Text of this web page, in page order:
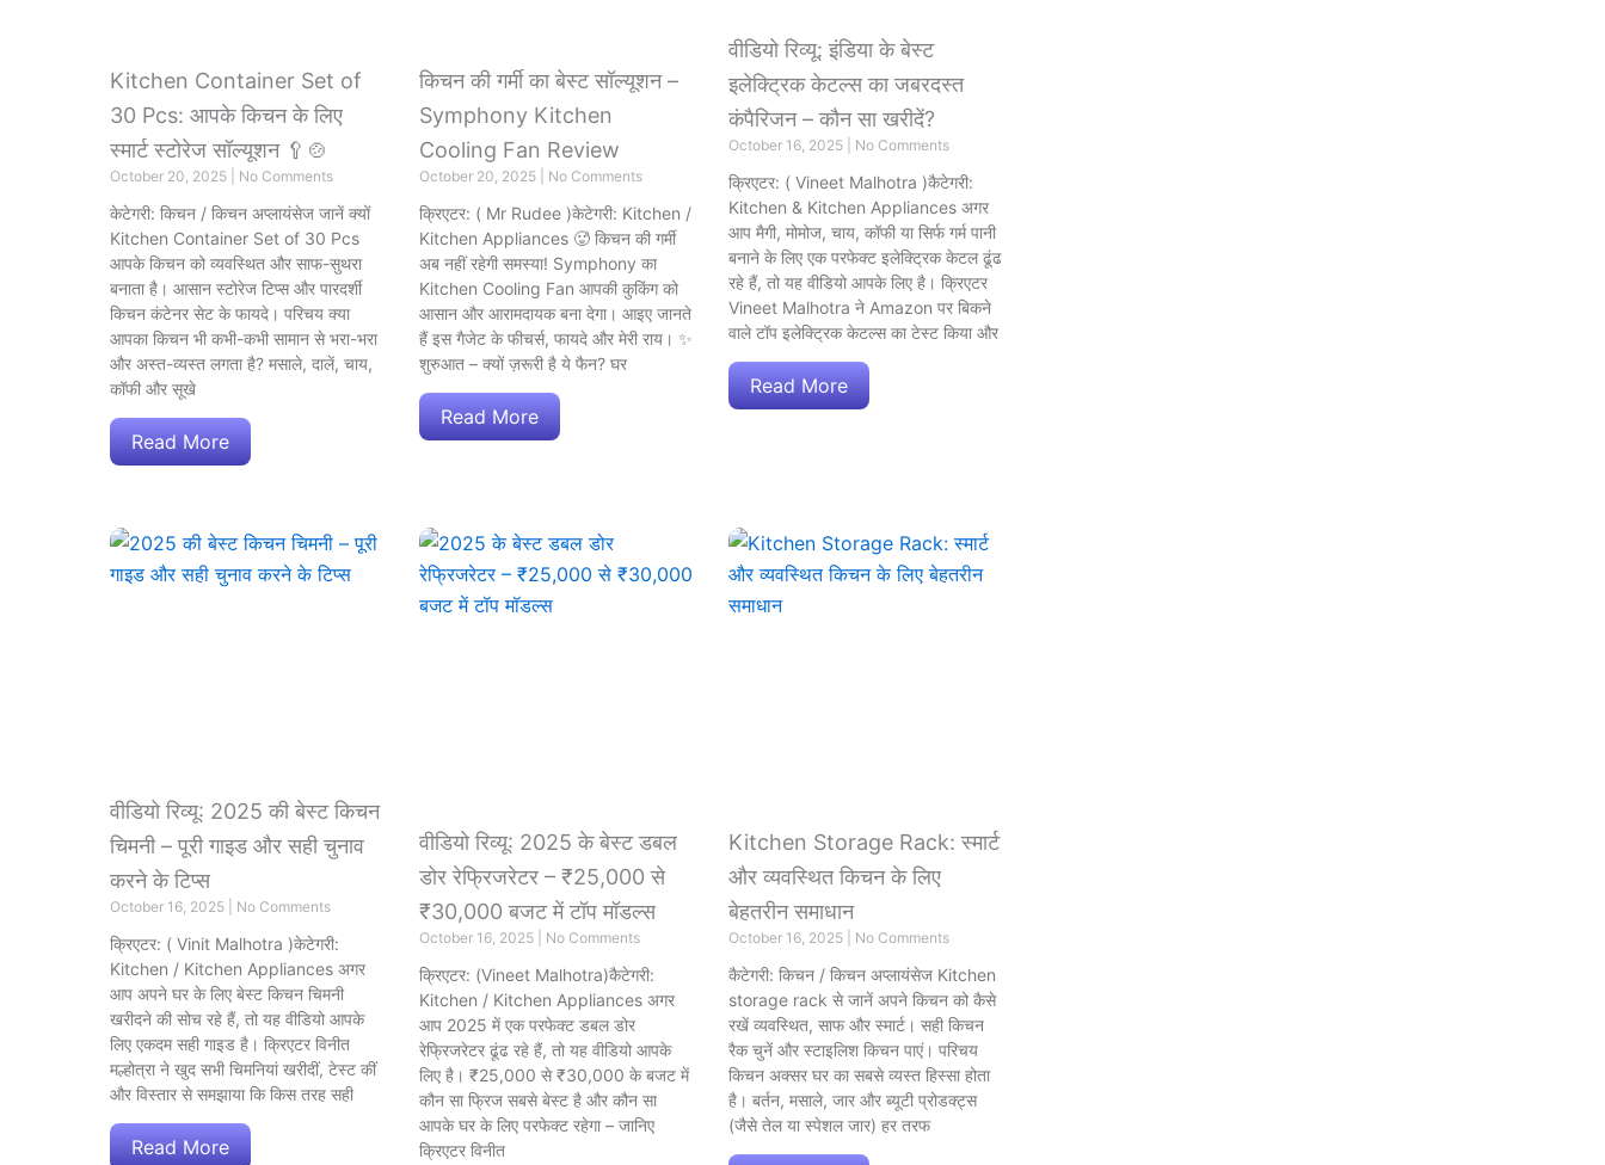
Kitchen Container Set of
30 Pcs: आपके किचन के लिए
स्मार्ट स्टोरेज सॉल्यूशन 🥄🍲
October 20, 2025 No Comments
केटेगरी: किचन / किचन अप्लायंसेज जानें क्यों
Kitchen Container Set of 30 Pcs
आपके किचन को व्यवस्थित और साफ-सुथरा
बनाता है। आसान स्टोरेज टिप्स और पारदर्शी
किचन कंटेनर सेट के फायदे। परिचय क्या
आपका किचन भी कभी-कभी सामान से भरा-भरा
और अस्त-व्यस्त लगता है? मसाले, दालें, चाय,
कॉफी और सूखे
Read More
किचन की गर्मी का बेस्ट सॉल्यूशन –
Symphony Kitchen
Cooling Fan Review
October 20, 2025 No Comments
क्रिएटर: ( Mr Rudee )केटेगरी: Kitchen /
Kitchen Appliances 🥵 किचन की गर्मी
अब नहीं रहेगी समस्या! Symphony का
Kitchen Cooling Fan आपकी कुकिंग को
आसान और आरामदायक बना देगा। आइए जानते
हैं इस गैजेट के फीचर्स, फायदे और मेरी राय। ✨
शुरुआत – क्यों ज़रूरी है ये फैन? घर
Read More
वीडियो रिव्यू: इंडिया के बेस्ट
इलेक्ट्रिक केटल्स का जबरदस्त
कंपैरिजन – कौन सा खरीदें?
October 16, 2025 No Comments
क्रिएटर: ( Vineet Malhotra )कैटेगरी:
Kitchen & Kitchen Appliances अगर
आप मैगी, मोमोज, चाय, कॉफी या सिर्फ गर्म पानी
बनाने के लिए एक परफेक्ट इलेक्ट्रिक केटल ढूंढ
रहे हैं, तो यह वीडियो आपके लिए है। क्रिएटर
Vineet Malhotra ने Amazon पर बिकने
वाले टॉप इलेक्ट्रिक केटल्स का टेस्ट किया और
Read More
वीडियो रिव्यू: 2025 की बेस्ट किचन
चिमनी – पूरी गाइड और सही चुनाव
करने के टिप्स
October 16, 2025 No Comments
क्रिएटर: ( Vinit Malhotra )केटेगरी:
Kitchen / Kitchen Appliances अगर
आप अपने घर के लिए बेस्ट किचन चिमनी
खरीदने की सोच रहे हैं, तो यह वीडियो आपके
लिए एकदम सही गाइड है। क्रिएटर विनीत
मल्होत्रा ने खुद सभी चिमनियां खरीदीं, टेस्ट कीं
और विस्तार से समझाया कि किस तरह सही
Read More
वीडियो रिव्यू: 2025 के बेस्ट डबल
डोर रेफ्रिजरेटर – ₹25,000 से
₹30,000 बजट में टॉप मॉडल्स
October 16, 2025 No Comments
क्रिएटर: (Vineet Malhotra)कैटेगरी:
Kitchen / Kitchen Appliances अगर
आप 2025 में एक परफेक्ट डबल डोर
रेफ्रिजरेटर ढूंढ रहे हैं, तो यह वीडियो आपके
लिए है। ₹25,000 से ₹30,000 के बजट में
कौन सा फ्रिज सबसे बेस्ट है और कौन सा
आपके घर के लिए परफेक्ट रहेगा – जानिए
क्रिएटर विनीत
Kitchen Storage Rack: स्मार्ट
और व्यवस्थित किचन के लिए
बेहतरीन समाधान
October 16, 2025 No Comments
कैटेगरी: किचन / किचन अप्लायंसेज Kitchen
storage rack से जानें अपने किचन को कैसे
रखें व्यवस्थित, साफ और स्मार्ट। सही किचन
रैक चुनें और स्टाइलिश किचन पाएं। परिचय
किचन अक्सर घर का सबसे व्यस्त हिस्सा होता
है। बर्तन, मसाले, जार और ब्यूटी प्रोडक्ट्स
(जैसे तेल या स्पेशल जार) हर तरफ